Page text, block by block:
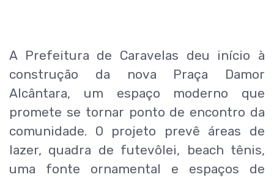
A Prefeitura de Caravelas deu início à
construção da nova Praça Damor
Alcântara, um espaço moderno que
promete se tornar ponto de encontro da
comunidade. O projeto prevê áreas de
lazer, quadra de futevôlei, beach tênis,
uma fonte ornamental e espaços de